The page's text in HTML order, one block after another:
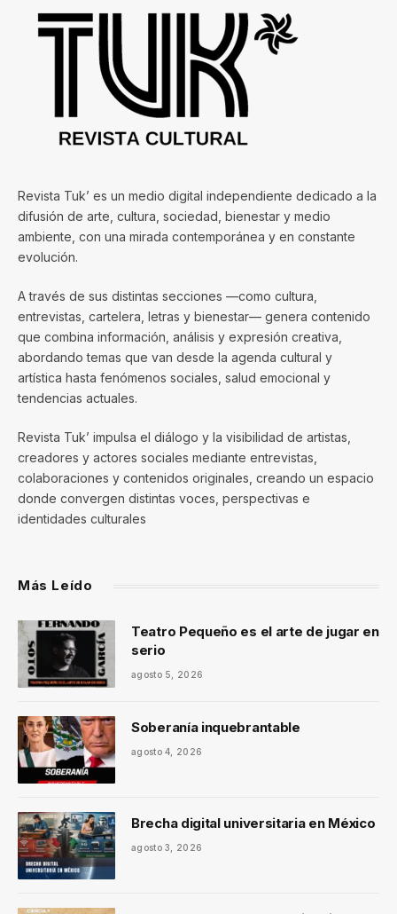
Revista Tuk’ es un medio digital independiente dedicado a la
difusión de arte, cultura, sociedad, bienestar y medio
ambiente, con una mirada contemporánea y en constante
evolución.
A través de sus distintas secciones —como cultura,
entrevistas, cartelera, letras y bienestar— genera contenido
que combina información, análisis y expresión creativa,
abordando temas que van desde la agenda cultural y
artística hasta fenómenos sociales, salud emocional y
tendencias actuales.
Revista Tuk’ impulsa el diálogo y la visibilidad de artistas,
creadores y actores sociales mediante entrevistas,
colaboraciones y contenidos originales, creando un espacio
donde convergen distintas voces, perspectivas e
identidades culturales
Más Leído
Teatro Pequeño es el arte de jugar en
serio
agosto 5, 2026
Soberanía inquebrantable
agosto 4, 2026
Brecha digital universitaria en México
agosto 3, 2026